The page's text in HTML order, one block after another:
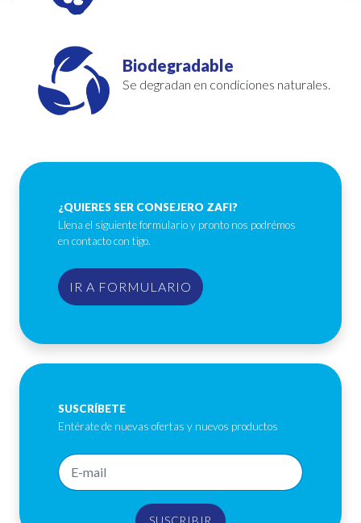
Biodegradable
Se degradan en condiciones naturales.
¿QUIERES SER CONSEJERO ZAFI?
Llena el siguiente formulario y pronto nos podrémos
en contacto con tigo.
IR A FORMULARIO
SUSCRÍBETE
Entérate de nuevas ofertas y nuevos productos